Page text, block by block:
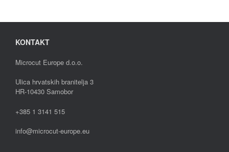
KONTAKT
Microcut Europe d.o.o.
Ulica hrvatskih branitelja 3
HR-10430 Samobor
+385 1 3141 515
info@microcut-europe.eu